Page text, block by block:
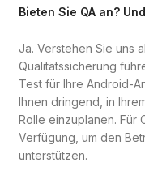
Bieten Sie QA an?
Ja. Verstehen Sie uns
Qualitätssicherung
Test für Ihre Android-
Ihnen dringend, in
Rolle einzuplanen. Für
Verfügung, um den
unterstützen.